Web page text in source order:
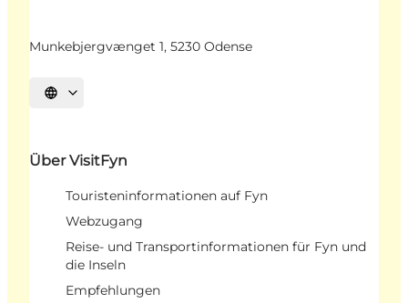
Munkebjergvænget 1, 5230 Odense
Sprache auswählen
Über VisitFyn
Touristeninformationen auf Fyn
Webzugang
Reise- und Transportinformationen für Fyn und
die Inseln
Empfehlungen